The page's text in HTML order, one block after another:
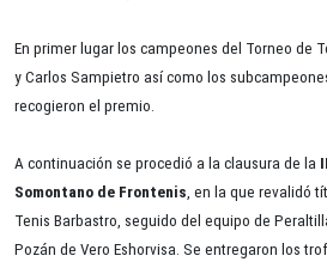
En primer lugar los campeones del Torneo de
y Carlos Sampietro así como los
recogieron el premio.
A continuación se procedió a la clausura de la
Somontano de Frontenis, en la que revalidó
Tenis Barbastro, seguido del equipo de
Pozán de Vero Eshorvisa. Se entregaron los